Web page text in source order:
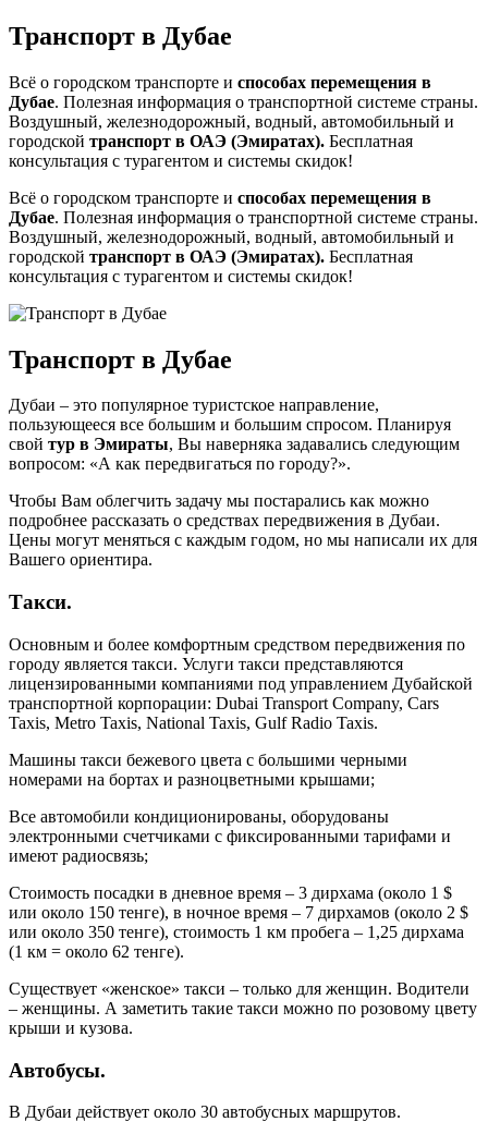
Транспорт в Дубае
Всё о городском транспорте и способах перемещения в
Дубае. Полезная информация о транспортной системе страны.
Воздушный, железнодорожный, водный, автомобильный и
городской транспорт в ОАЭ (Эмиратах). Бесплатная
консультация с турагентом и системы скидок!
Всё о городском транспорте и способах перемещения в
Дубае. Полезная информация о транспортной системе страны.
Воздушный, железнодорожный, водный, автомобильный и
городской транспорт в ОАЭ (Эмиратах). Бесплатная
консультация с турагентом и системы скидок!
Транспорт в Дубае
Дубаи – это популярное туристское направление,
пользующееся все большим и большим спросом. Планируя
свой тур в Эмираты, Вы наверняка задавались следующим
вопросом: «А как передвигаться по городу?».
Чтобы Вам облегчить задачу мы постарались как можно
подробнее рассказать о средствах передвижения в Дубаи.
Цены могут меняться с каждым годом, но мы написали их для
Вашего ориентира.
Такси.
Основным и более комфортным средством передвижения по
городу является такси. Услуги такси представляются
лицензированными компаниями под управлением Дубайской
транспортной корпорации: Dubai Transport Company, Cars
Taxis, Metro Taxis, National Taxis, Gulf Radio Taxis.
Машины такси бежевого цвета с большими черными
номерами на бортах и разноцветными крышами;
Все автомобили кондиционированы, оборудованы
электронными счетчиками с фиксированными тарифами и
имеют радиосвязь;
Стоимость посадки в дневное время – 3 дирхама (около 1 $
или около 150 тенге), в ночное время – 7 дирхамов (около 2 $
или около 350 тенге), стоимость 1 км пробега – 1,25 дирхама
(1 км = около 62 тенге).
Существует «женское» такси – только для женщин. Водители
– женщины. А заметить такие такси можно по розовому цвету
крыши и кузова.
Автобусы.
В Дубаи действует около 30 автобусных маршрутов.